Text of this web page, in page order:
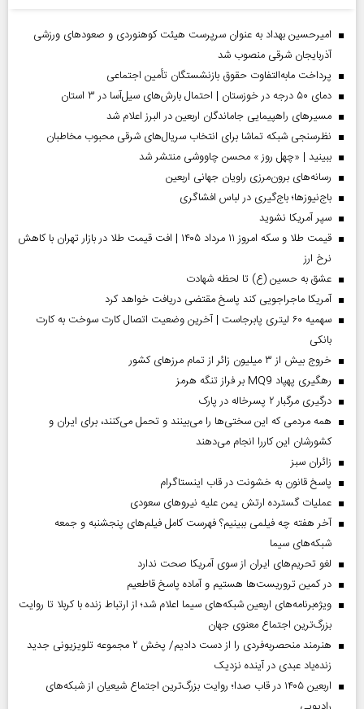
امیرحسین بهداد به عنوان سرپرست هیئت کوهنوردی و صعودهای ورزشی
آذربایجان شرقی منصوب شد
پرداخت مابه‌التفاوت حقوق بازنشستگان تأمین اجتماعی
دمای ۵۰ درجه در خوزستان | احتمال بارش‌های سیل‌آسا در ۳ استان
مسیر‌های راهپیمایی جاماندگان اربعین در البرز اعلام شد
نظرسنجی شبکه تماشا برای انتخاب سریال‌های شرقی محبوب مخاطبان
ببینید | «چهل روز » محسن چاووشی منتشر شد
رسانه‌های برون‌مرزی راویان جهانی اربعین
باج‌نیوزها؛ باج‌گیری در لباس افشاگری
سپر آمریکا نشوید
قیمت طلا و سکه امروز ۱۱ مرداد ۱۴۰۵ | افت قیمت طلا در بازار تهران با کاهش
نرخ ارز
عشق به حسین (ع) تا لحظه شهادت
آمریکا ماجراجویی کند پاسخ مقتضی دریافت خواهد کرد
سهمیه ۶۰ لیتری پابرجاست | آخرین وضعیت اتصال کارت سوخت به کارت
بانکی
خروج بیش از ۳ میلیون زائر از تمام مرز‌های کشور
رهگیری پهپاد MQ9 بر فراز تنگه هرمز
درگیری مرگبار ۲ پسرخاله در پارک
همه مردمی که این سختی‌ها را می‌بینند و تحمل می‌کنند، برای ایران و
کشورشان این کاررا انجام می‌دهند
‌زائران سبز
پاسخ قانون به خشونت در قاب اینستاگرام
عملیات گسترده ارتش یمن علیه نیروهای سعودی
آخر هفته چه فیلمی ببینیم؟ فهرست کامل فیلم‌های پنجشنبه و جمعه
شبکه‌های سیما
لغو تحریم‌های ایران از سوی آمریکا صحت ندارد
در کمین تروریست‌ها هستیم و آماده پاسخ قاطعیم
ویژه‌برنامه‌های اربعین شبکه‌های سیما اعلام شد؛ از ارتباط زنده با کربلا تا روایت
بزرگ‌ترین اجتماع معنوی جهان
هنرمند منحصر‌به‌فردی را از دست دادیم/ پخش ۲ مجموعه تلویزیونی جدید
زنده‌یاد عبدی در آینده نزدیک
اربعین ۱۴۰۵ در قاب صدا؛ روایت بزرگ‌ترین اجتماع شیعیان از شبکه‌های